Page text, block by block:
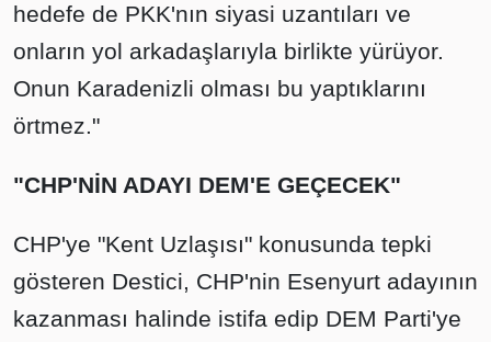
hedefe de PKK'nın siyasi uzantıları ve
onların yol arkadaşlarıyla birlikte yürüyor.
Onun Karadenizli olması bu yaptıklarını
örtmez."
"CHP'NİN ADAYI DEM'E GEÇECEK"
CHP'ye "Kent Uzlaşısı" konusunda tepki
gösteren Destici, CHP'nin Esenyurt adayının
kazanması halinde istifa edip DEM Parti'ye